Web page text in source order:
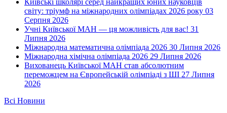
Київські школярі серед найкращих юних науковців
світу: тріумф на міжнародних олімпіадах 2026 року 03
Серпня 2026
Учні Київської МАН — ця можливість для вас! 31
Липня 2026
Міжнародна математична олімпіада 2026 30 Липня 2026
Міжнародна хімічна олімпіада 2026 29 Липня 2026
Вихованець Київської МАН став абсолютним
переможцем на Європейській олімпіаді з ШІ 27 Липня
2026
Всі Новини